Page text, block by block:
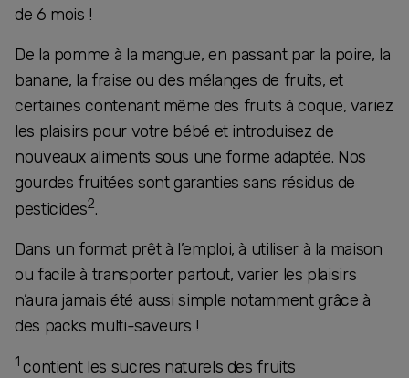
de 6 mois !
De la pomme à la mangue, en passant par la poire, la
banane, la fraise ou des mélanges de fruits, et
certaines contenant même des fruits à coque, variez
les plaisirs pour votre bébé et introduisez de
nouveaux aliments sous une forme adaptée. Nos
gourdes fruitées sont garanties sans résidus de
pesticides2.
Dans un format prêt à l’emploi, à utiliser à la maison
ou facile à transporter partout, varier les plaisirs
n’aura jamais été aussi simple notamment grâce à
des packs multi-saveurs !
1 contient les sucres naturels des fruits